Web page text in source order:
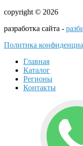
copyright © 2026
разработка сайта -
Политика
Главная
Каталог
Регионы
Контакты